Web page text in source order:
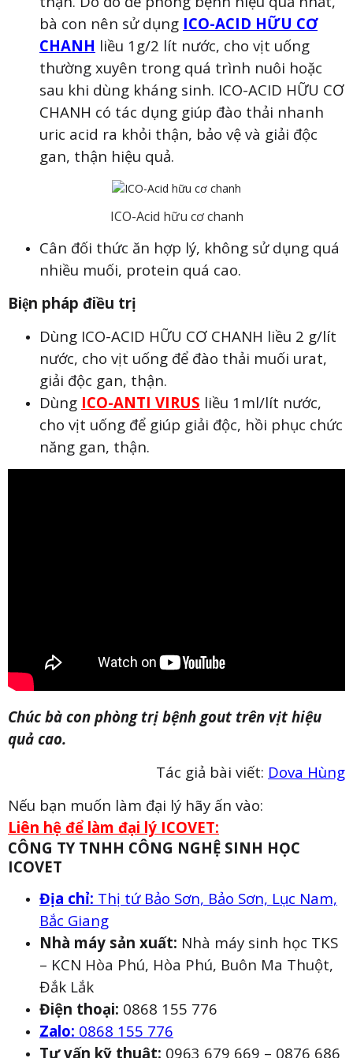
bà con nên sử dụng ICO-ACID HỮU CƠ
CHANH liều 1g/2 lít nước, cho vịt uống
thường xuyên trong quá trình nuôi hoặc
sau khi dùng kháng sinh. ICO-ACID HỮU CƠ
CHANH có tác dụng giúp đào thải nhanh
uric acid ra khỏi thận, bảo vệ và giải độc
gan, thận hiệu quả.
ICO-Acid hữu cơ chanh
Cân đối thức ăn hợp lý, không sử dụng quá
nhiều muối, protein quá cao.
Biện pháp điều trị
Dùng ICO-ACID HỮU CƠ CHANH liều 2 g/lít
nước, cho vịt uống để đào thải muối urat,
giải độc gan, thận.
Dùng ICO-ANTI VIRUS liều 1ml/lít nước,
cho vịt uống để giúp giải độc, hồi phục chức
năng gan, thận.
Chúc bà con phòng trị bệnh gout trên vịt hiệu
quả cao.
Tác giả bài viết: Dova Hùng
Nếu bạn muốn làm đại lý hãy ấn vào:
Liên hệ để làm đại lý ICOVET:
CÔNG TY TNHH CÔNG NGHỆ SINH HỌC
ICOVET
Địa chỉ: Thị tứ Bảo Sơn, Bảo Sơn, Lục Nam,
Bắc Giang
Nhà máy sản xuất: Nhà máy sinh học TKS
– KCN Hòa Phú, Hòa Phú, Buôn Ma Thuột,
Đắk Lắk
Điện thoại: 0868 155 776
Zalo: 0868 155 776
Tư vấn kỹ thuật: 0963 679 669 – 0876 686